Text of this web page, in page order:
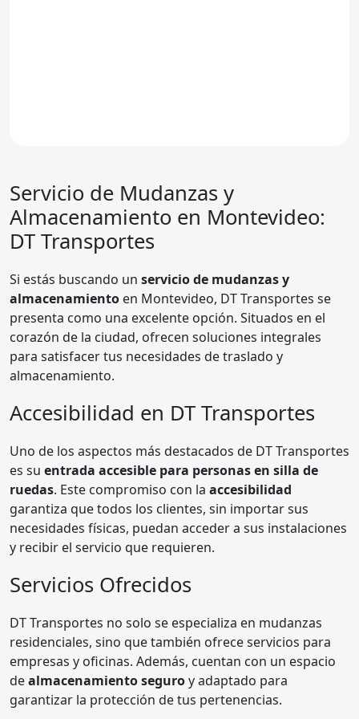
Servicio de Mudanzas y
Almacenamiento en Montevideo:
DT Transportes
Si estás buscando un servicio de mudanzas y
almacenamiento en Montevideo, DT Transportes se
presenta como una excelente opción. Situados en el
corazón de la ciudad, ofrecen soluciones integrales
para satisfacer tus necesidades de traslado y
almacenamiento.
Accesibilidad en DT Transportes
Uno de los aspectos más destacados de DT Transportes
es su entrada accesible para personas en silla de
ruedas. Este compromiso con la accesibilidad
garantiza que todos los clientes, sin importar sus
necesidades físicas, puedan acceder a sus instalaciones
y recibir el servicio que requieren.
Servicios Ofrecidos
DT Transportes no solo se especializa en mudanzas
residenciales, sino que también ofrece servicios para
empresas y oficinas. Además, cuentan con un espacio
dealmacenamiento seguroy adaptado para
garantizar la protección de tus pertenencias.